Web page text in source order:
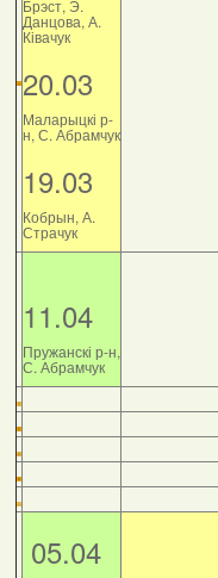
Брэст, Э.
Данцова, А.
Ківачук
20.03
Маларыцкі р-
н, С. Абрамчук
19.03
Кобрын, А.
Страчук
11.04
Пружанскі р-н,
С. Абрамчук
05.04